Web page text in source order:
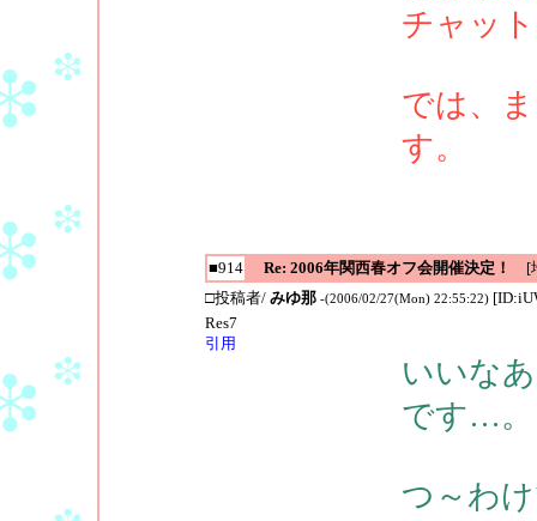
チャッ
では、
す。
■914 Re: 2006年関西春オフ会開催決定！
[
□投稿者/ みゆ那 -(2006/02/27(Mon) 22:55:22)
Res7
引用
いいな
です…。
つ～わ